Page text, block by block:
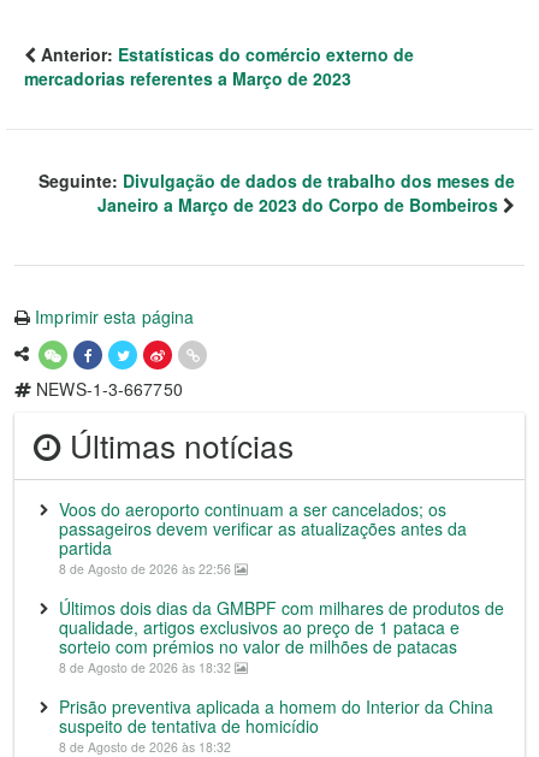
Anterior: Estatísticas do comércio externo de
mercadorias referentes a Março de 2023
Seguinte: Divulgação de dados de trabalho dos meses de
Janeiro a Março de 2023 do Corpo de Bombeiros
Imprimir esta página
NEWS-1-3-667750
Últimas notícias
Voos do aeroporto continuam a ser cancelados; os
passageiros devem verificar as atualizações antes da
partida
8 de Agosto de 2026 às 22:56
Últimos dois dias da GMBPF com milhares de produtos de
qualidade, artigos exclusivos ao preço de 1 pataca e
sorteio com prémios no valor de milhões de patacas
8 de Agosto de 2026 às 18:32
Prisão preventiva aplicada a homem do Interior da China
suspeito de tentativa de homicídio
8 de Agosto de 2026 às 18:32